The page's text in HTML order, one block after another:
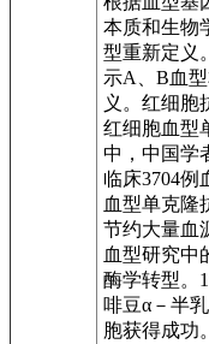
本质和生物
型重新定义
示A、B血
义。红细胞
红细胞血型
中，中国学
临床3704例
血型单克隆
节约大量血
血型研究中
酶学转型。
啡豆α－半
胞获得成功